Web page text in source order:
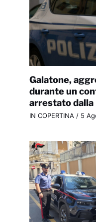
Galatone,
durante un
arrestato dalla
IN COPERTINA/ 5